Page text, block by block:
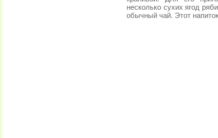
несколько сухих ягод
обычный чай. Этот